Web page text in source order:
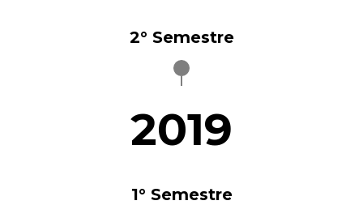
2° Semestre
2019
1° Semestre